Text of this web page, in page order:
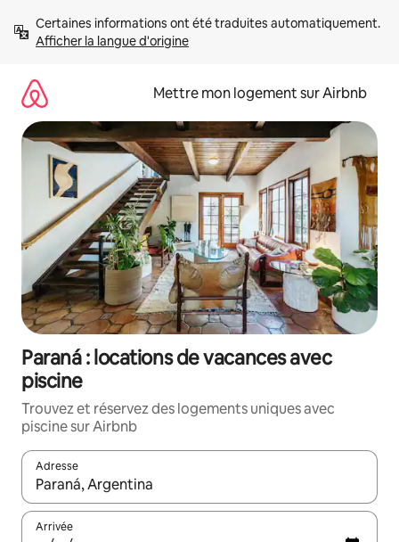
directement
Afficher la langue d'origine
Mettre mon logement sur Airbnb
Paraná : locations de vacances avec
piscine
Trouvez et réservez des logements uniques avec
piscine sur Airbnb
Adresse
Lorsque les résultats s'affichent, utilisez les flèches vers le
Arrivée